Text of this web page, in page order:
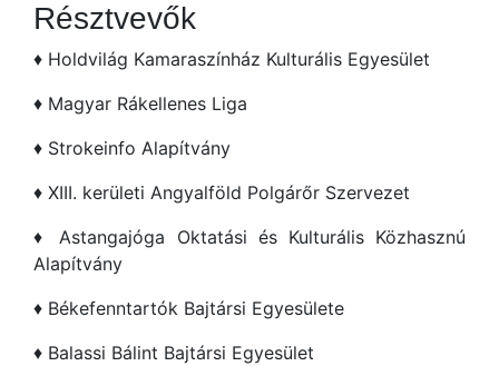
Résztvevők
♦ Holdvilág Kamaraszínház Kulturális Egyesület
♦ Magyar Rákellenes Liga
♦ Strokeinfo Alapítvány
♦ XIII. kerületi Angyalföld Polgárőr Szervezet
♦ Astangajóga Oktatási és Kulturális Közhasznú
Alapítvány
♦ Békefenntartók Bajtársi Egyesülete
♦ Balassi Bálint Bajtársi Egyesület